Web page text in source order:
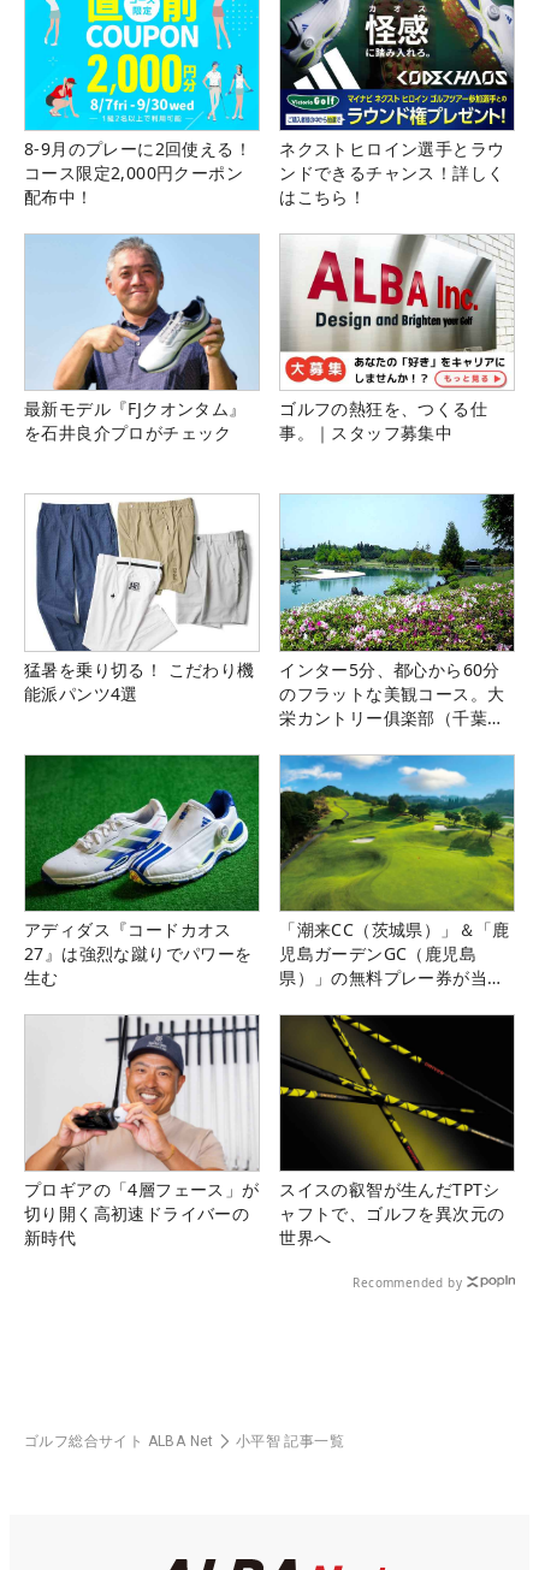
8-9月のプレーに2回使える！
コース限定2,000円クーポン
配布中！
ネクストヒロイン選手とラウ
ンドできるチャンス！詳しく
はこちら！
最新モデル『FJクオンタム』
を石井良介プロがチェック
ゴルフの熱狂を、つくる仕
事。｜スタッフ募集中
猛暑を乗り切る！ こだわり機
能派パンツ4選
インター5分、都心から60分
のフラットな美観コース。大
栄カントリー俱楽部（千葉
アディダス『コードカオス
27』は強烈な蹴りでパワーを
生む
「潮来CC（茨城県）」＆「鹿
児島ガーデンGC（鹿児島
県）」の無料プレー券が当た
プロギアの「4層フェース」が
切り開く高初速ドライバーの
新時代
スイスの叡智が生んだTPTシ
ャフトで、ゴルフを異次元の
世界へ
Recommended by
ゴルフ総合サイト ALBA Net 小平智 記事一覧